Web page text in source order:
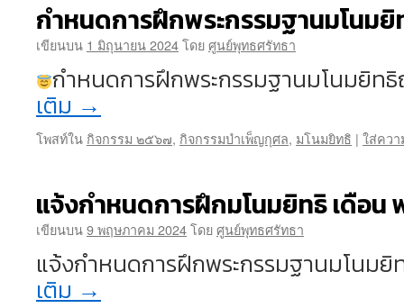
กำหนดการฝึกพระกรรมฐานมโนม
เขียนบน 1 มิถุนายน 2024โดยศูนย์พุทธศรัทธา
กำหนดการฝึกพระกรรมฐานมโนมยิ
เติม →
โพสท์ใน กิจกรรม ๒๕๖๗, กิจกรรมบำเพ็ญกุศล, มโนมยิทธิ | ใส่ควา
แจ้งกำหนดการฝึกมโนมยิทธิ เดือ
เขียนบน9 พฤษภาคม 2024โดยศูนย์พุทธศรัทธา
แจ้งกำหนดการฝึกพระกรรมฐานมโนม
เติม →